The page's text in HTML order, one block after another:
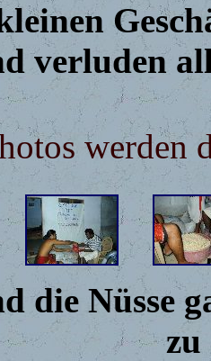
verluden
werden
die Nüsse
zu